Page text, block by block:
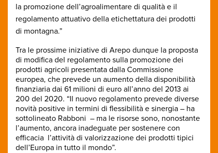
la promozione dell’agroalimentare di qualità e il
regolamento attuativo della etichettatura dei prodotti
di montagna.”
Tra le prossime iniziative di Arepo dunque la proposta
di modifica del regolamento sulla promozione dei
prodotti agricoli presentata dalla Commissione
europea, che prevede un aumento della disponibilità
finanziaria dai 61 milioni di euro all’anno del 2013 ai
200 del 2020. “Il nuovo regolamento prevede diverse
novità positive in termini di flessibilità e sinergia – ha
sottolineato Rabboni – ma le risorse sono, nonostante
l’aumento, ancora inadeguate per sostenere con
efficacia l’attività di valorizzazione dei prodotti tipici
dell’Europa in tutto il mondo”.